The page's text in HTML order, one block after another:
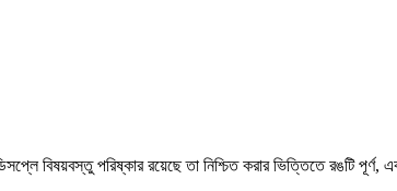
বিষয়বস্তু পরিষ্কার রয়েছে তা নিশ্চিত করার ভিত্তিতে রঙটি